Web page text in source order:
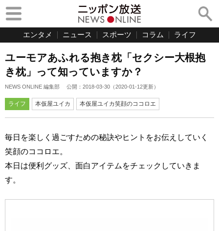
エンタメ ニュース スポーツ コラム ライフ
ユーモアあふれる抱き枕「セクシー大根抱
き枕」って知っていますか？
NEWS ONLINE 編集部 公開： 2018-03-30 （2020-01-12更新）
ライフ 本仮屋ユイカ 本仮屋ユイカ笑顔のココロエ
毎日を楽しく過ごすための秘訣やヒントをお伝えしていく
笑顔のココロエ。
本日は便利グッズ、面白アイテムをチェックしていきま
す。